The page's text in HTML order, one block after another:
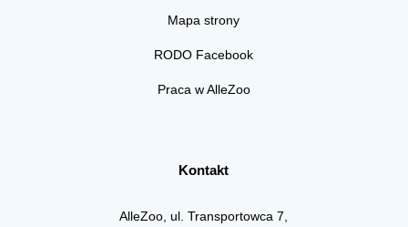
Mapa strony
RODO Facebook
Praca w AlleZoo
Kontakt
AlleZoo, ul. Transportowca 7,